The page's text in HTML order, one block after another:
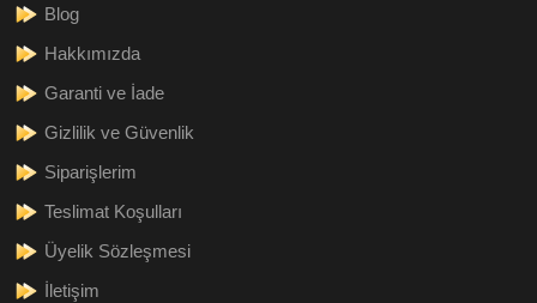
Blog
Hakkımızda
Garanti ve İade
Gizlilik ve Güvenlik
Siparişlerim
Teslimat Koşulları
Üyelik Sözleşmesi
İletişim